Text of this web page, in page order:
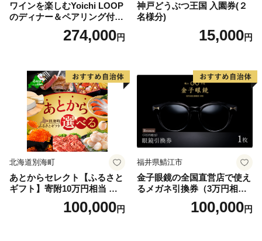
ワインを楽しむYoichi LOOP
のディナー＆ペアリング付宿
泊プラン＜デラックスツイン
274,000円
神戸どうぶつ王国 入園券(２
名様分)
15,000円
北海道別海町
あとからセレクト【ふるさと
ギフト】寄附10万円相当 あ
とから選べる！ ギフト いく
ら ほたて 海鮮 牛肉 別海町
100,000円
福井県鯖江市
金子眼鏡の全国直営店で使え
るメガネ引換券（3万円相
100,000円